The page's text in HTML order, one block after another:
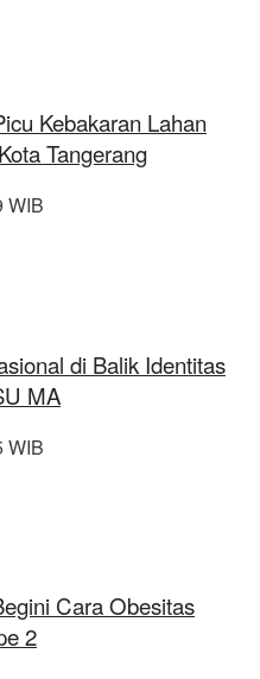
Kebakaran Lahan
Tangerang
WIB
di Balik Identitas
MA
WIB
Cara Obesitas
2